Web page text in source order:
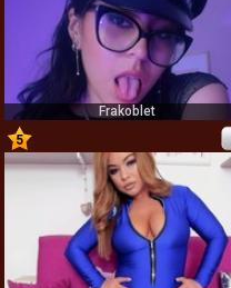
Frakoblet
5
55